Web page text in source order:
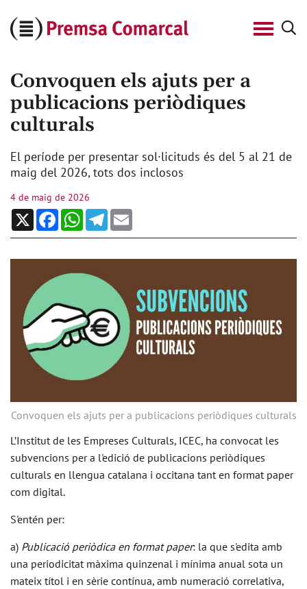
Cerca
Convoquen els ajuts per a
publicacions periòdiques
culturals
El període per presentar sol·licituds és del 5 al 21 de
maig del 2026, tots dos inclosos
4 de maig de 2026
X FacebookWhatsAppTelegram
Convoquen els ajuts per a publicacions periòdiques culturals
L’Institut de les Empreses Culturals, ICEC, ha convocat les
subvencions per a l'edició de publicacions periòdiques
culturals en llengua catalana i occitana tant en format paper
com digital.
S'entén per:
a) Publicació periòdica en format paper: la que s'edita amb
una periodicitat màxima quinzenal i mínima anual sota un
mateix títol i en sèrie contínua, amb numeració correlativa,